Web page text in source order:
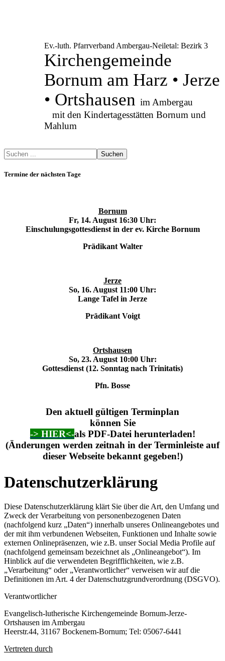
Ev.-luth. Pfarrverband Ambergau-Neiletal: Bezirk 3
Kirchengemeinde
Bornum am Harz • Jerze
• Ortshausen im Ambergau
mit den Kindertagesstätten Bornum und
Mahlum
Suchen
Termine der nächsten Tage
Bornum
Fr, 14. August 16:30 Uhr:
Einschulungsgottesdienst in der ev. Kirche Bornum
Prädikant Walter
Jerze
So, 16. August 11:00 Uhr:
Lange Tafel in Jerze
Prädikant Voigt
Ortshausen
So, 23. August 10:00 Uhr:
Gottesdienst (12. Sonntag nach Trinitatis)
Pfn. Bosse
Den aktuell gültigen Terminplan
können Sie
-> HIER<-als PDF-Datei herunterladen!
(Änderungen werden zeitnah in der Terminleiste auf
dieser Webseite bekannt gegeben!)
Datenschutzerklärung
Diese Datenschutzerklärung klärt Sie über die Art, den Umfang und
Zweck der Verarbeitung von personenbezogenen Daten
(nachfolgend kurz „Daten“) innerhalb unseres Onlineangebotes und
der mit ihm verbundenen Webseiten, Funktionen und Inhalte sowie
externen Onlinepräsenzen, wie z.B. unser Social Media Profile auf
(nachfolgend gemeinsam bezeichnet als „Onlineangebot“). Im
Hinblick auf die verwendeten Begrifflichkeiten, wie z.B.
„Verarbeitung“ oder „Verantwortlicher“ verweisen wir auf die
Definitionen im Art. 4 der Datenschutzgrundverordnung (DSGVO).
Verantwortlicher
Evangelisch-lutherische Kirchengemeinde Bornum-Jerze-
Ortshausen im Ambergau
Heerstr.44, 31167 Bockenem-Bornum; Tel: 05067-6441
Vertreten durch